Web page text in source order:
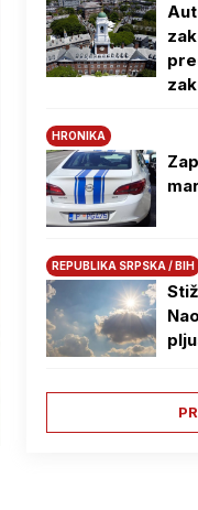
HRONIKA
REPUBLIKA SRPSKA / BIH